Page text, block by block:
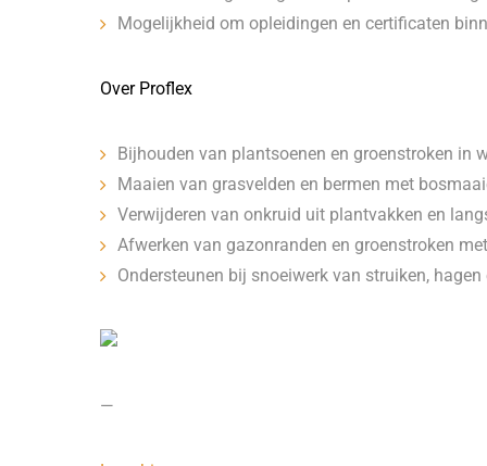
Mogelijkheid om opleidingen en certificaten
Over Proflex
Bijhouden van plantsoenen en groenstroken in
Maaien van grasvelden en bermen met
Verwijderen van onkruid uit plantvakken en
Afwerken van gazonranden en groenstroken
Ondersteunen bij snoeiwerk van struiken,
—